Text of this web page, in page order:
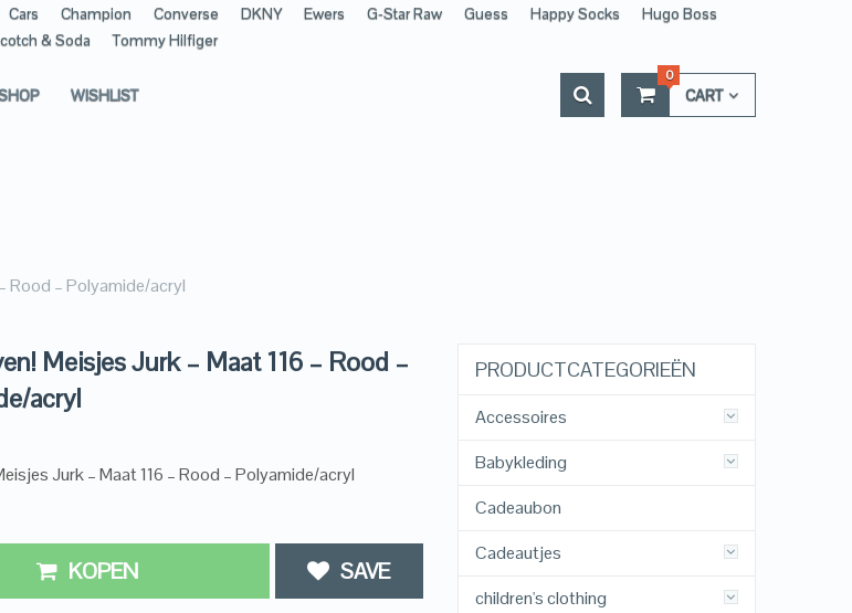
Cars Champion Converse DKNY Ewers G-Star Raw Guess Happy Socks
Hugo Boss
& Soda Tommy Hilfiger
WISHLIST CART
0
Rood – Polyamide/acryl
Meisjes Jurk – Maat 116 – Rood –
acryl
Jurk – Maat 116 – Rood – Polyamide/acryl
KOPEN SAVE
PRODUCTCATEGORIEËN
Accessoires
Babykleding
Cadeaubon
Cadeautjes
children's clothing